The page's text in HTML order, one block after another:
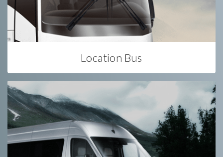
Location Bus